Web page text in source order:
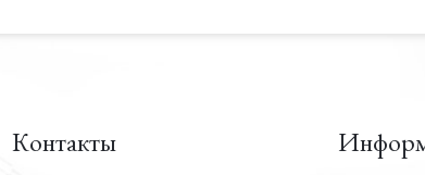
Контакты